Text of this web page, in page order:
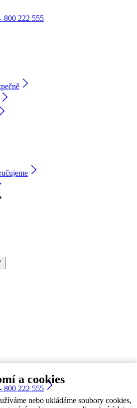
a cookies
nebo ukládáme soubory cookies,
800 222 555
800 222 555